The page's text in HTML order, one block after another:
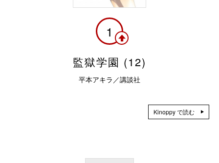
1
監獄学園 (12)
平本アキラ／講談社
Kinoppy で読む